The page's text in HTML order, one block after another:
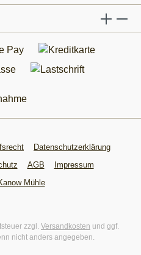
Datenschutzerklärung
AGB
Impressum
Mühle
zzgl. Versandkosten und ggf.
nicht anders angegeben.